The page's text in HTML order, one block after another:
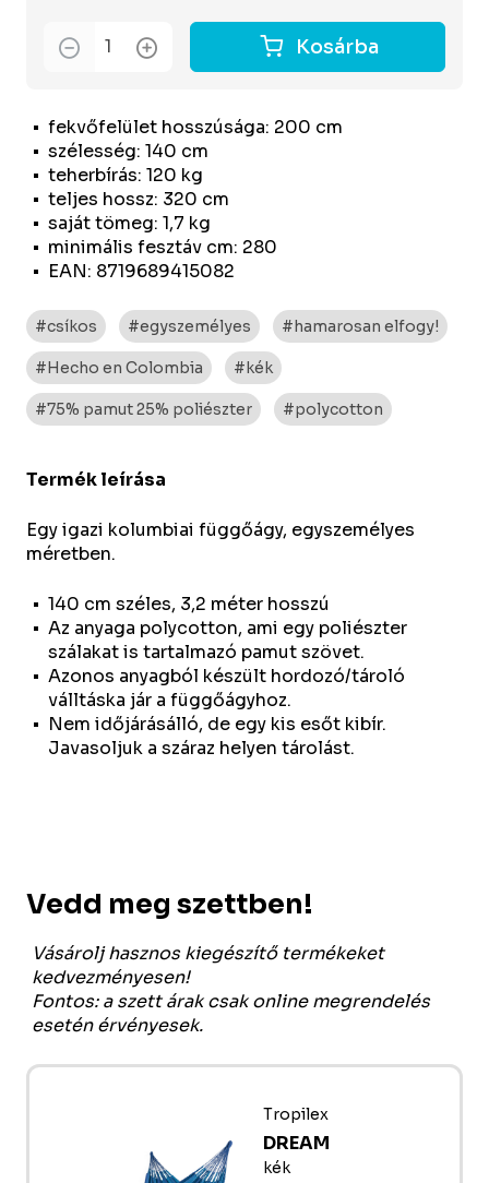
fekvőfelület hosszúsága: 200 cm
szélesség: 140 cm
teherbírás: 120 kg
teljes hossz: 320 cm
saját tömeg: 1,7 kg
minimális fesztáv cm: 280
EAN: 8719689415082
Kosárba
#csíkos #egyszemélyes #hamarosan elfogy!
#Hecho en Colombia #kék
#75% pamut 25% poliészter #polycotton
Termék leírása
Egy igazi kolumbiai függőágy, egyszemélyes
méretben.
140 cm széles, 3,2 méter hosszú
Az anyaga polycotton, ami egy poliészter
szálakat is tartalmazó pamut szövet.
Azonos anyagból készült hordozó/tároló
válltáska jár a függőágyhoz.
Nem időjárásálló, de egy kis esőt kibír.
Javasoljuk a száraz helyen tárolást.
Vedd meg szettben!
Vásárolj hasznos kiegészítő termékeket
kedvezményesen!
Fontos: a szett árak csak online megrendelés
esetén érvényesek.
Tropilex
DREAM
kék